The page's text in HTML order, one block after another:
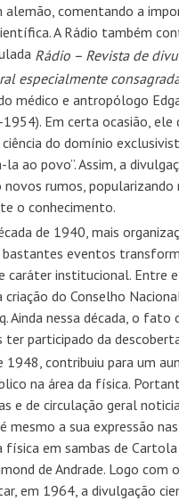
alemão, comentando a
A Rádio também
Rádio – Revista de
especialmente
médico e antropólogo
Em certa ocasião, ele
do domínio
la ao povo”. Assim, a
rumos, popularizando
o conhecimento.
de 1940, mais
bastantes eventos
caráter institucional. Entre
do Conselho
Ainda nessa década, o fato
ter participado da
1948, contribuiu para um
na área da física.
e de circulação geral
mesmo a sua expressão
física em sambas de Cartola
de Andrade. Logo com
em 1964, a divulgação